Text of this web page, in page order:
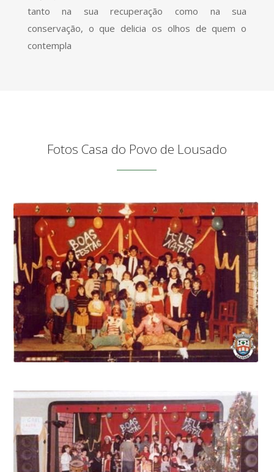
tanto na sua recuperação como na sua
conservação, o que delicia os olhos de quem o
contempla
Fotos Casa do Povo de Lousado